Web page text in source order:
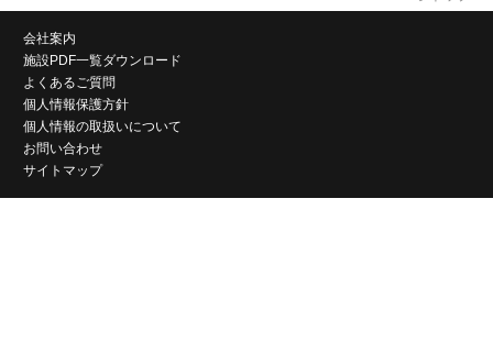
会社案内
施設PDF一覧ダウンロード
よくあるご質問
個人情報保護方針
個人情報の取扱いについて
お問い合わせ
サイトマップ